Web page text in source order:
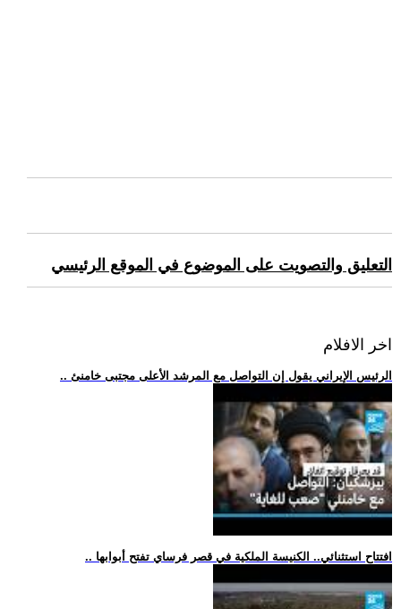
التعليق والتصويت على الموضوع في الموقع الرئيسي
اخر الافلام
.. الرئيس الإيراني يقول إن التواصل مع المرشد الأعلى مجتبى خامنئ
.. افتتاح استثنائي.. الكنيسة الملكية في قصر فرساي تفتح أبوابها